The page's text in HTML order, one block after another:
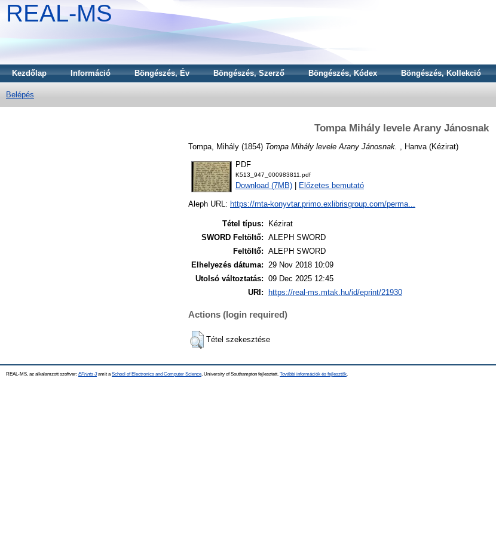
REAL-MS
Kezdőlap Információ Böngészés, Év Böngészés, Szerző Böngészés, Kódex Böngészés, Kollekció
Belépés
Tompa Mihály levele Arany Jánosnak
Tompa, Mihály (1854) Tompa Mihály levele Arany Jánosnak. , Hanva (Kézirat)
PDF
K513_947_000983811.pdf
Download (7MB) Előzetes bemutató
Aleph URL: https://mta-konyvtar.primo.exlibrisgroup.com/perma...
Tétel típus:
Kézirat
SWORD Feltöltő: ALEPH SWORD
Feltöltő: ALEPH SWORD
Elhelyezés dátuma: 29 Nov 2018 10:09
Utolsó változtatás: 09 Dec 2025 12:45
URI:
https://real-ms.mtak.hu/id/eprint/21930
Actions (login required)
Tétel szekesztése
REAL-MS, az alkalamzott szoftver: EPrints 3amit a School of Electronics and Computer Science , University of Southampton fejlesztett. További információk és fejlesztők